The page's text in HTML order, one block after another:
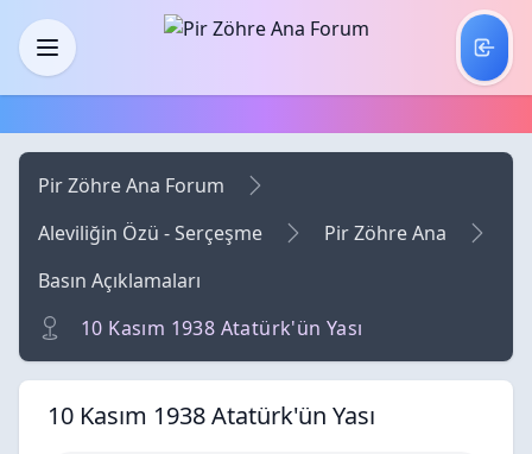
Skip to main content
Menü
Pir Zöhre Ana Forum
Aleviliğin Özü - Serçeşme
Pir Zöhre Ana
Basın Açıklamaları
10 Kasım 1938 Atatürk'ün Yası
10 Kasım 1938 Atatürk'ün Yası